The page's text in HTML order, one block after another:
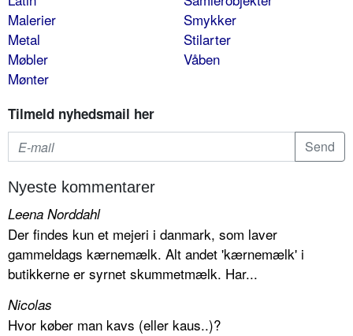
Malerier
Metal
Møbler
Mønter
Smykker
Stilarter
Våben
Tilmeld nyhedsmail her
Nyeste kommentarer
Leena Norddahl
Der findes kun et mejeri i danmark, som laver
gammeldags kærnemælk. Alt andet 'kærnemælk' i
butikkerne er syrnet skummetmælk. Har...
Nicolas
Hvor køber man kavs (eller kaus..)?